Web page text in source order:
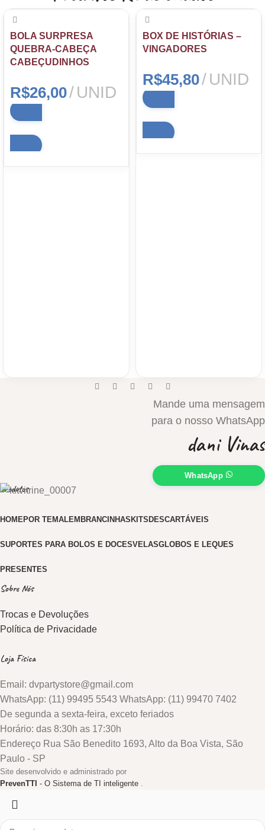
BOLA SURPRESA
QUEBRA-CABEÇA
CABEÇUDINHOS
R$26,00 UNID
BOX DE HISTÓRIAS –
VINGADORES
R$45,80 UNID
Mande uma mensagem
para o nosso WhatsApp
dani Vinas
WhatsApp
Produtos
HOMEPOR TEMALEMBRANCINHASKITSDESCARTÁVEIS
SUPORTES PARA BOLOS E DOCESVELASGLOBOS E LEQUES
PRESENTES
Sobre Nós
Trocas e Devoluções
Política de Privacidade
Loja Física
Email: dvpartystore@gmail.com
WhatsApp: (11) 99495 5543 WhatsApp: (11) 99470 7402
De segunda a sexta-feira, exceto feriados
Horário: das 8:30h as 17:30h
Endereço Rua São Benedito 1693, Alto da Boa Vista, São
Paulo - SP
Site desenvolvido e administrado por
PrevenTTI - O Sistema de TI inteligente